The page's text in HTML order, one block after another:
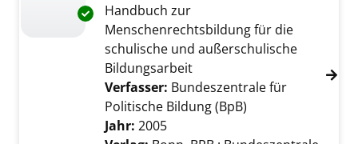
Exemplar-Details von Kompass anzeigen
Handbuch zur
Menschenrechtsbildung für die
schulische und außerschulische
Bildungsarbeit
Verfasser: Bundeszentrale für
Politische Bildung (BpB)
Jahr: 2005